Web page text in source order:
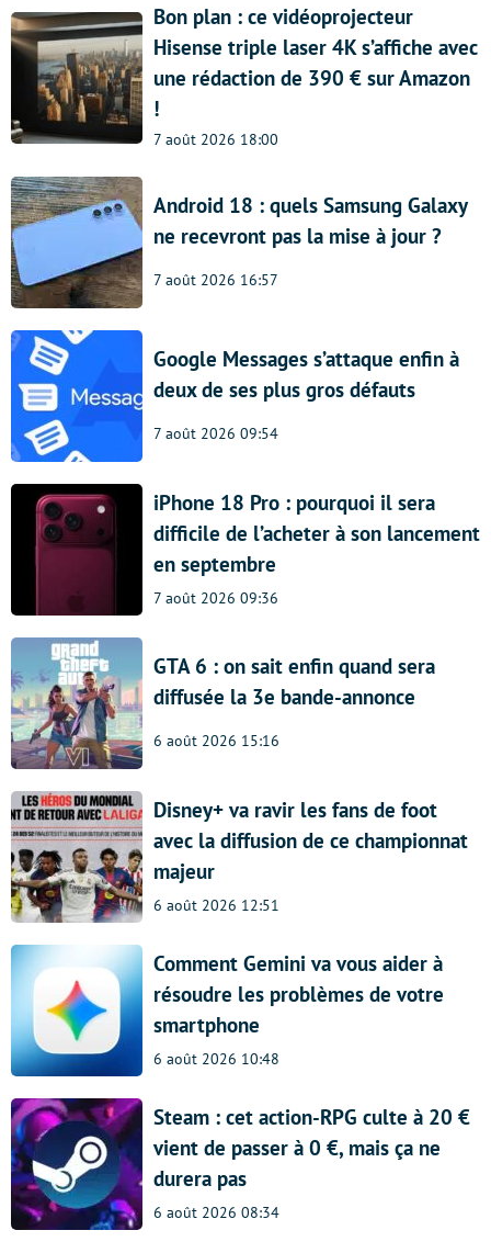
Bon plan : ce vidéoprojecteur
Hisense triple laser 4K s’affiche avec
une rédaction de 390 € sur Amazon
!
7 août 2026 18:00
Android 18 : quels Samsung Galaxy
ne recevront pas la mise à jour ?
7 août 2026 16:57
Google Messages s’attaque enfin à
deux de ses plus gros défauts
7 août 2026 09:54
iPhone 18 Pro : pourquoi il sera
difficile de l’acheter à son lancement
en septembre
7 août 2026 09:36
GTA 6 : on sait enfin quand sera
diffusée la 3e bande-annonce
6 août 2026 15:16
Disney+ va ravir les fans de foot
avec la diffusion de ce championnat
majeur
6 août 2026 12:51
Comment Gemini va vous aider à
résoudre les problèmes de votre
smartphone
6 août 2026 10:48
Steam : cet action-RPG culte à 20 €
vient de passer à 0 €, mais ça ne
durera pas
6 août 2026 08:34